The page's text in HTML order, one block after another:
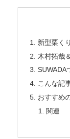
新型栗く
木村拓哉
SUWADA
こんな記
おすすめ
関連